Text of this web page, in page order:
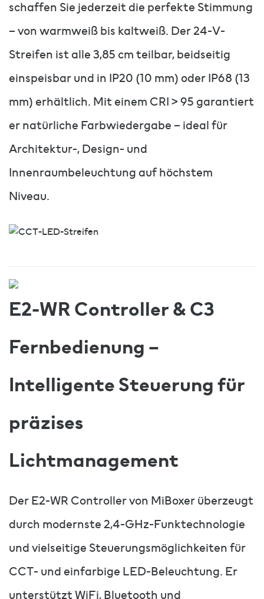
schaffen Sie jederzeit die perfekte Stimmung
– von warmweiß bis kaltweiß. Der 24-V-
Streifen ist alle 3,85 cm teilbar, beidseitig
einspeisbar und in IP20 (10 mm) oder IP68 (13
mm) erhältlich. Mit einem CRI > 95 garantiert
er natürliche Farbwiedergabe – ideal für
Architektur-, Design- und
Innenraumbeleuchtung auf höchstem
Niveau.
E2-WR Controller & C3
Fernbedienung –
Intelligente Steuerung für
präzises
Lichtmanagement
Der E2-WR Controller von MiBoxer überzeugt
durch modernste 2,4-GHz-Funktechnologie
und vielseitige Steuerungsmöglichkeiten für
CCT- und einfarbige LED-Beleuchtung. Er
unterstützt WiFi, Bluetooth und